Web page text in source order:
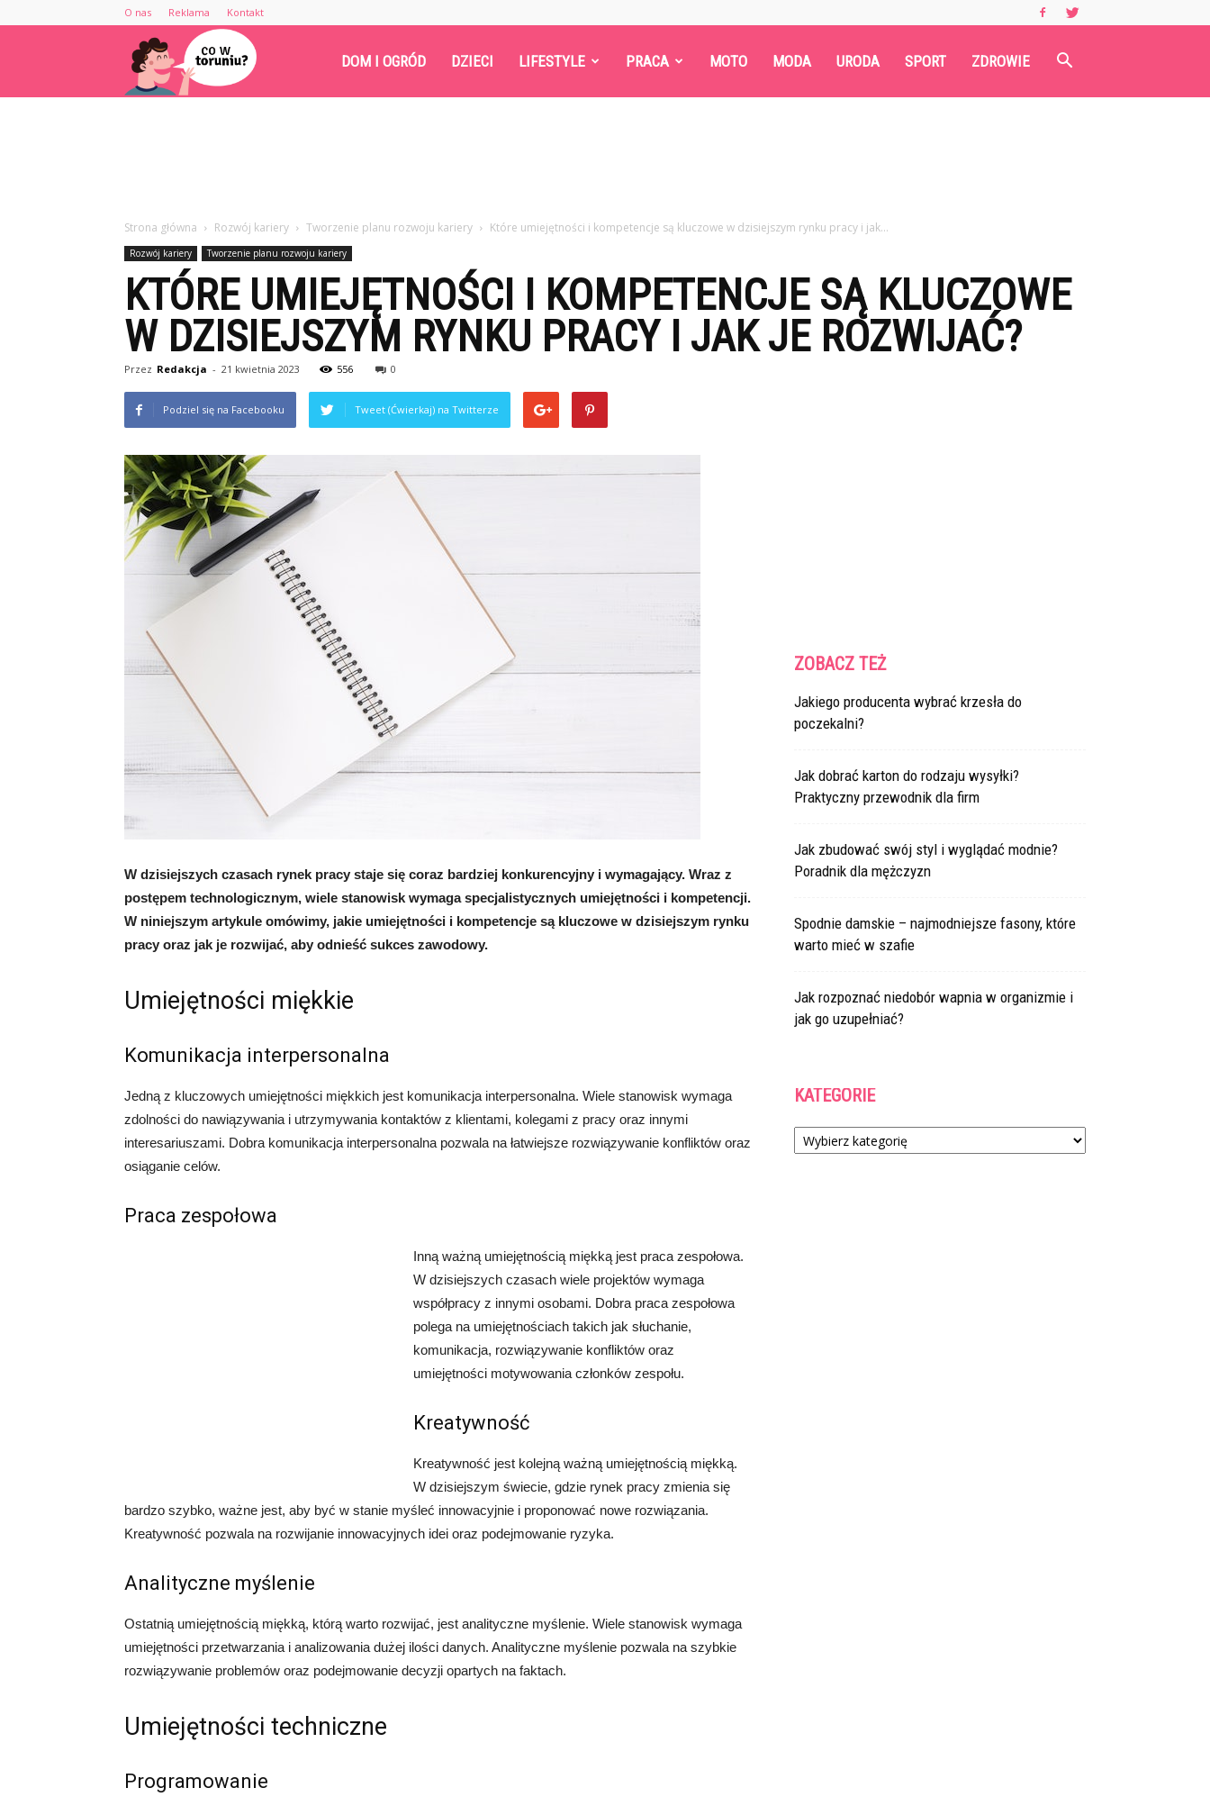
O nas Reklama Kontakt
Cowtoruniu.pl DOM I OGRÓD DZIECI LIFESTYLE PRACA MOTO MODA URODA SPORT ZDROWIE
Strona główna Rozwój kariery Tworzenie planu rozwoju kariery Które umiejętności i kompetencje są kluczowe w dzisiejszym rynku pracy i jak...
Rozwój kariery Tworzenie planu rozwoju kariery
KTÓRE UMIEJĘTNOŚCI I KOMPETENCJE SĄ KLUCZOWE
W DZISIEJSZYM RYNKU PRACY I JAK JE ROZWIJAĆ?
Przez Redakcja - 21 kwietnia 2023 556 0
Podziel się na Facebooku Tweet (Ćwierkaj) na Twitterze
W dzisiejszych czasach rynek pracy staje się coraz bardziej konkurencyjny i wymagający. Wraz z
postępem technologicznym, wiele stanowisk wymaga specjalistycznych umiejętności i kompetencji.
W niniejszym artykule omówimy, jakie umiejętności i kompetencje są kluczowe w dzisiejszym rynku
pracy oraz jak je rozwijać, aby odnieść sukces zawodowy.
Umiejętności miękkie
Komunikacja interpersonalna
Jedną z kluczowych umiejętności miękkich jest komunikacja interpersonalna. Wiele stanowisk wymaga
zdolności do nawiązywania i utrzymywania kontaktów z klientami, kolegami z pracy oraz innymi
interesariuszami. Dobra komunikacja interpersonalna pozwala na łatwiejsze rozwiązywanie konfliktów oraz
osiąganie celów.
Praca zespołowa
Inną ważną umiejętnością miękką jest praca zespołowa.
W dzisiejszych czasach wiele projektów wymaga
współpracy z innymi osobami. Dobra praca zespołowa
polega na umiejętnościach takich jak słuchanie,
komunikacja, rozwiązywanie konfliktów oraz
umiejętności motywowania członków zespołu.
Kreatywność
Kreatywność jest kolejną ważną umiejętnością miękką.
W dzisiejszym świecie, gdzie rynek pracy zmienia się
bardzo szybko, ważne jest, aby być w stanie myśleć innowacyjnie i proponować nowe rozwiązania.
Kreatywność pozwala na rozwijanie innowacyjnych idei oraz podejmowanie ryzyka.
Analityczne myślenie
Ostatnią umiejętnością miękką, którą warto rozwijać, jest analityczne myślenie. Wiele stanowisk wymaga
umiejętności przetwarzania i analizowania dużej ilości danych. Analityczne myślenie pozwala na szybkie
rozwiązywanie problemów oraz podejmowanie decyzji opartych na faktach.
Umiejętności techniczne
Programowanie
ZOBACZ TEŻ
Jakiego producenta wybrać krzesła do
poczekalni?
Jak dobrać karton do rodzaju wysyłki?
Praktyczny przewodnik dla firm
Jak zbudować swój styl i wyglądać modnie?
Poradnik dla mężczyzn
Spodnie damskie – najmodniejsze fasony, które
warto mieć w szafie
Jak rozpoznać niedobór wapnia w organizmie i
jak go uzupełniać?
KATEGORIE
Kategorie